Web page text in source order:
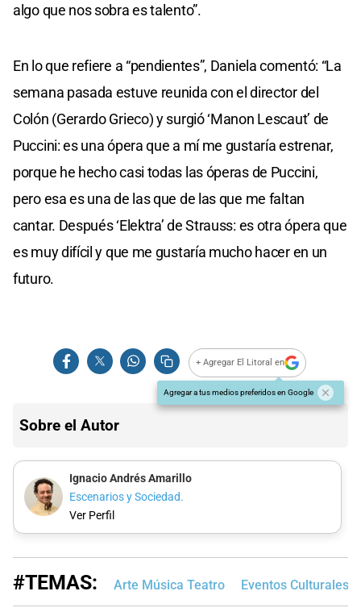
algo que nos sobra es talento”.
En lo que refiere a “pendientes”, Daniela comentó: “La
semana pasada estuve reunida con el director del
Colón (Gerardo Grieco) y surgió ‘Manon Lescaut’ de
Puccini: es una ópera que a mí me gustaría estrenar,
porque he hecho casi todas las óperas de Puccini,
pero esa es una de las que de las que me faltan
cantar. Después ‘Elektra’ de Strauss: es otra ópera que
es muy difícil y que me gustaría mucho hacer en un
futuro.
+ Agregar El Litoral en
Agregar a tus medios preferidos en Google
Sobre el Autor
Ignacio Andrés Amarillo
Escenarios y Sociedad.
Ver Perfil
#TEMAS: Arte Música Teatro Eventos Culturales